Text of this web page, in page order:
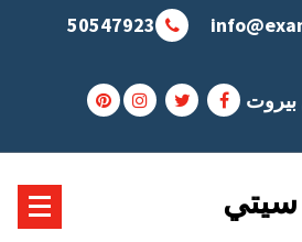
50547923